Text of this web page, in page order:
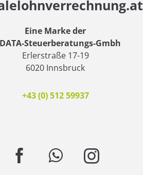
Eine Marke der
Steuerberatungs-Gmbh
Erlerstraße 17-19
6020 Innsbruck
+43 (0) 512 59937